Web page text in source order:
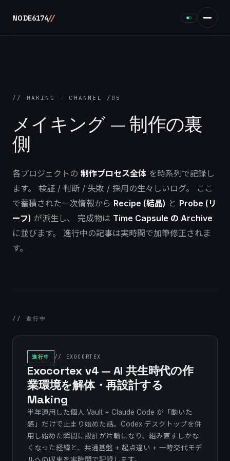
NODE6174// ●○
// MAKING — CHANNEL /05
メイキング — 制作の裏
側
各プロジェクトの 制作プロセス全体 を時系列で記録し
ます。 検証 / 判断 / 失敗 / 採用の生々しいログ。 ここ
で蓄積された一次情報から Recipe (結晶) と Probe (リ
ーフ) が派生し、 完成物は Time Capsule の Archive
に並びます。 進行中の記事は実時間で加筆修正されま
す。
// 進行中
進行中 // EXOCORTEX
Exocortex v4 — AI 共生時代の作
業環境を解体・再設計する
Making
半年運用した個人 Vault + Claude Code が「動いた
感」だけで止まり始めた話。Codex デスクトップを併
用し始めた瞬間に設計が片輪になり、組み直すしかな
くなった経緯と、共通基盤 + 起点違い + 一時交代モデ